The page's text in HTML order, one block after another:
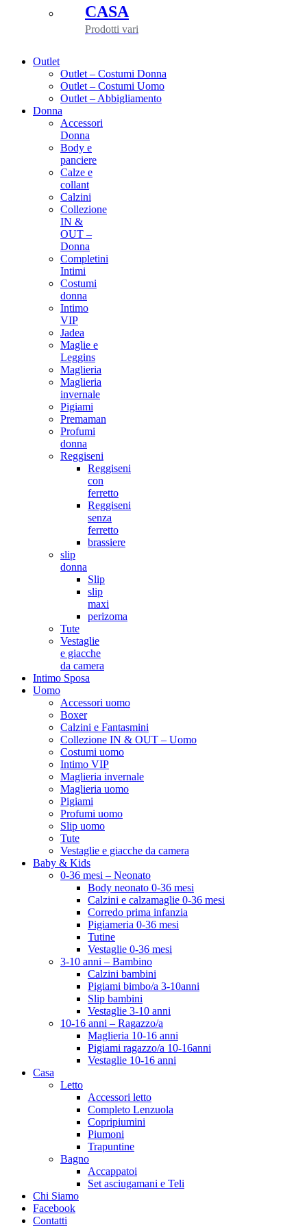
CASA
Prodotti vari
Outlet
Outlet – Costumi Donna
Outlet – Costumi Uomo
Outlet – Abbigliamento
Donna
Accessori
Donna
Body e
panciere
Calze e
collant
Calzini
Collezione
IN &
OUT –
Donna
Completini
Intimi
Costumi
donna
Intimo
VIP
Jadea
Maglie e
Leggins
Maglieria
Maglieria
invernale
Pigiami
Premaman
Profumi
donna
Reggiseni
Reggiseni
con
ferretto
Reggiseni
senza
ferretto
brassiere
slip
donna
Slip
slip
maxi
perizoma
Tute
Vestaglie
e giacche
da camera
Intimo Sposa
Uomo
Accessori uomo
Boxer
Calzini e Fantasmini
Collezione IN & OUT – Uomo
Costumi uomo
Intimo VIP
Maglieria invernale
Maglieria uomo
Pigiami
Profumi uomo
Slip uomo
Tute
Vestaglie e giacche da camera
Baby & Kids
0-36 mesi – Neonato
Body neonato 0-36 mesi
Calzini e calzamaglie 0-36 mesi
Corredo prima infanzia
Pigiameria 0-36 mesi
Tutine
Vestaglie 0-36 mesi
3-10 anni – Bambino
Calzini bambini
Pigiami bimbo/a 3-10anni
Slip bambini
Vestaglie 3-10 anni
10-16 anni – Ragazzo/a
Maglieria 10-16 anni
Pigiami ragazzo/a 10-16anni
Vestaglie 10-16 anni
Casa
Letto
Accessori letto
Completo Lenzuola
Copripiumini
Piumoni
Trapuntine
Bagno
Accappatoi
Set asciugamani e Teli
Chi Siamo
Facebook
Contatti